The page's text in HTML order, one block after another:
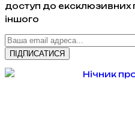
доступ до ексклюзивних
іншого